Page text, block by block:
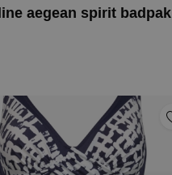
aegean spirit badpak